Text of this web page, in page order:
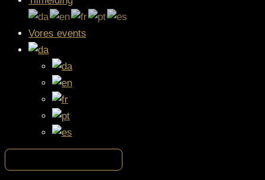
Vores events